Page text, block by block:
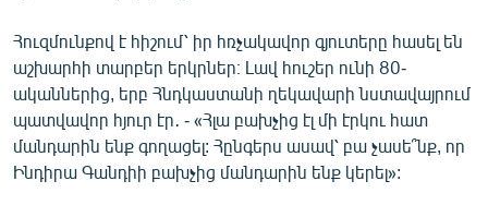
Հուզմունքով է հիշում՝ իր հռչակավոր գյուտերը հասել են
աշխարհի տարբեր երկրներ։ Լավ հուշեր ունի 80-
ականներից, երբ Հնդկաստանի ղեկավարի նստավայրում
պատվավոր հյուր էր․ - «Հլա բախչից էլ մի էրկու հատ
մանդարին ենք գողացել: Հընգերս ասավ՝ բա չասե՞նք, որ
Ինդիրա Գանդիի բախչից մանդարին ենք կերել»: